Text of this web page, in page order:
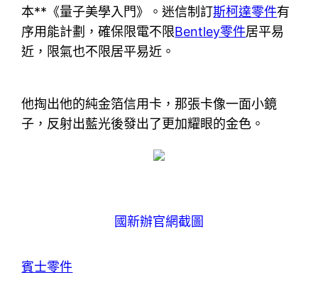
本**《量子美學入門》。迷信制訂斯柯達零件有
序用能計劃，確保限電不限Bentley零件居平易
近，限氣也不限居平易近。
他掏出他的純金箔信用卡，那張卡像一面小鏡
子，反射出藍光後發出了更加耀眼的金色。
國新辦官網截圖
賓士零件